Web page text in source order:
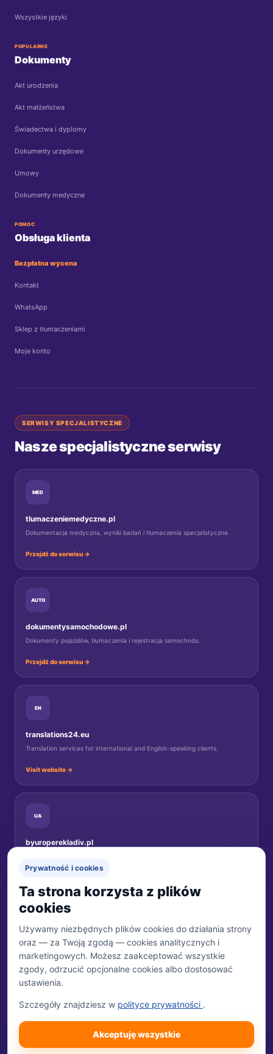
Wszystkie języki
POPULARNE
Dokumenty
Akt urodzenia
Akt małżeństwa
Świadectwa i dyplomy
Dokumenty urzędowe
Umowy
Dokumenty medyczne
POMOC
Obsługa klienta
Bezpłatna wycena
Kontakt
WhatsApp
Sklep z tłumaczeniami
Moje konto
SERWISY SPECJALISTYCZNE
Nasze specjalistyczne serwisy
MED
tlumaczeniemedyczne.pl
Dokumentacja medyczna, wyniki badań i tłumaczenia specjalistyczne.
Przejdź do serwisu →
AUTO
dokumentysamochodowe.pl
Dokumenty pojazdów, tłumaczenia i rejestracja samochodu.
Przejdź do serwisu →
EN
translations24.eu
Translation services for international and English-speaking clients.
Visit website →
UA
byuroperekladiv.pl
MARKA
Biuro Tłumaczeń 24
WŁAŚCICIEL
ul. Tulipanowa 24
NIP: 951-249-24-65
REGON: 384657490
Prywatność i cookies
Ta strona korzysta z plików
cookies
Używamy niezbędnych plików cookies do działania strony
oraz — za Twoją zgodą — cookies analitycznych i
marketingowych. Możesz zaakceptować wszystkie
zgody, odrzucić opcjonalne cookies albo dostosować
ustawienia.
Szczegóły znajdziesz w polityce prywatności .
Akceptuję wszystkie